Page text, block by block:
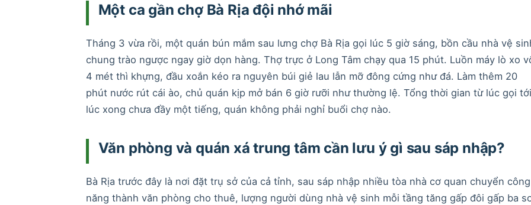
Một ca gần chợ Bà Rịa đội nhớ mãi
Tháng 3 vừa rồi, một quán bún mắm sau lưng chợ Bà Rịa gọi lúc 5 giờ sáng, bồn cầu nhà vệ
chung trào ngược ngay giờ dọn hàng. Thợ trực ở Long Tâm chạy qua 15 phút. Luồn máy lò xo
4 mét thì khựng, đầu xoắn kéo ra nguyên búi giẻ lau lẫn mỡ đông cứng như đá. Làm thêm 20
phút nước rút cái ào, chủ quán kịp mở bán 6 giờ rưỡi như thường lệ. Tổng thời gian từ lúc gọi tới
lúc xong chưa đầy một tiếng, quán không phải nghỉ buổi chợ nào.
Văn phòng và quán xá trung tâm cần lưu ý gì sau sáp nhập?
Bà Rịa trước đây là nơi đặt trụ sở của cả tỉnh, sau sáp nhập nhiều tòa nhà cơ quan chuyển công
năng thành văn phòng cho thuê, lượng người dùng nhà vệ sinh mỗi tầng tăng gấp đôi gấp ba